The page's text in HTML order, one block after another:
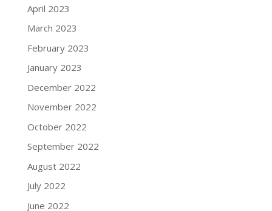
April 2023
March 2023
February 2023
January 2023
December 2022
November 2022
October 2022
September 2022
August 2022
July 2022
June 2022